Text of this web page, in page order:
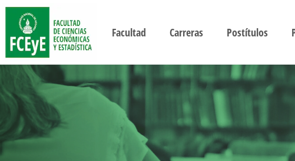
Facultad Carreras Postítulos